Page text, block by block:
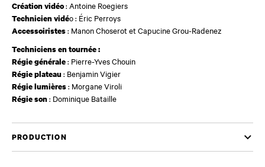
Création vidéo: Antoine Roegiers
Technicien vidéo : Éric Perroys
Accessoiristes: Manon Choserot et Capucine Grou-Radenez
Techniciens en tournée :
Régie générale: Pierre-Yves Chouin
Régie plateau: Benjamin Vigier
Régie lumières: Morgane Viroli
Régie son: Dominique Bataille
PRODUCTION